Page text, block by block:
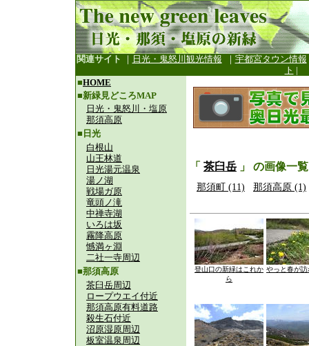
関連サイト ｜ 日光・鬼怒川観光情報 ｜ 宇都宮タウン情報
ト |
■HOME
■新緑見どころMAP
日光・鬼怒川・塩原
那須高原
■日光
白根山
山王林道
日光湯元温泉
湯ノ湖
戦場ガ原
竜頭ノ滝
中禅寺湖
いろは坂
霧降高原
憾満ヶ淵
二社一寺周辺
■那須高原
茶臼岳周辺
ロープウエイ付近
那須高原有料道路
殺生石付近
沼原湿原周辺
板室温泉周辺
「 茶臼岳 」 の画像一覧
那須町 (11) 那須高原 (1)
登山口の新緑はこれか
ら
やっと春が